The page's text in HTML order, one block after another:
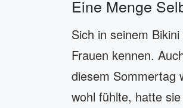
Eine Menge
Sich in seinem
Frauen kennen.
diesem Sommertag
wohl fühlte, hatte